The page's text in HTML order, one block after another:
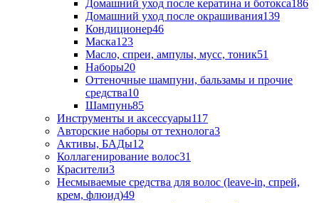
Домашний уход после кератина и ботокса186
Домашний уход после окрашивания139
Кондиционер46
Маска123
Масло, спреи, ампулы, мусс, тоник51
Наборы20
Оттеночные шампуни, бальзамы и прочие
средства10
Шампунь85
Инструменты и аксессуары117
Авторские наборы от технолога3
Активы, БАДы12
Коллагенирование волос31
Красители3
Несмываемые средства для волос (leave-in, спрей,
крем, флюид)49